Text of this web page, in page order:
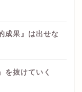
成果』は出せな
を抜けていく